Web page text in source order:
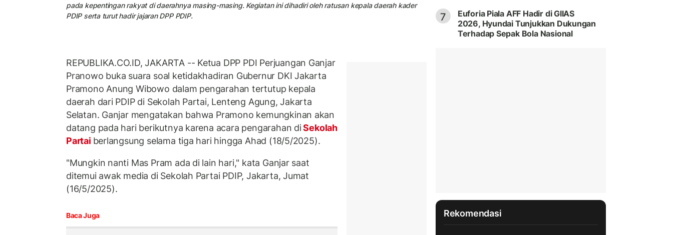
pada kepentingan rakyat di daerahnya masing-masing. Kegiatan ini dihadiri oleh ratusan kepala daerah kader
PDIP serta turut hadir jajaran DPP PDIP.
REPUBLIKA.CO.ID, JAKARTA -- Ketua DPP PDI Perjuangan Ganjar
Pranowo buka suara soal ketidakhadiran Gubernur DKI Jakarta
Pramono Anung Wibowo dalam pengarahan tertutup kepala
daerah dari PDIP di Sekolah Partai, Lenteng Agung, Jakarta
Selatan. Ganjar mengatakan bahwa Pramono kemungkinan akan
datang pada hari berikutnya karena acara pengarahan diSekolah
Partai berlangsung selama tiga hari hingga Ahad (18/5/2025).
"Mungkin nanti Mas Pram ada di lain hari," kata Ganjar saat
ditemui awak media di Sekolah Partai PDIP, Jakarta, Jumat
(16/5/2025).
Baca Juga
7
Euforia Piala AFF Hadir di GIIAS
2026, Hyundai Tunjukkan Dukungan
Terhadap Sepak Bola Nasional
Rekomendasi